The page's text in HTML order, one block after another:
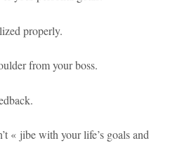
properly.
from your boss.
« jibe with your life’s goals and